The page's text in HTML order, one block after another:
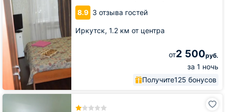
8.9 3 отзыва гостей
Иркутск, 1.2 км от центра
от2 500руб.
за 1 ночь
Получите125 бонусов
Гостиница